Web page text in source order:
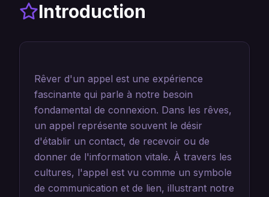
Introduction
Rêver d'un appel est une expérience
fascinante qui parle à notre besoin
fondamental de connexion. Dans les rêves,
un appel représente souvent le désir
d'établir un contact, de recevoir ou de
donner de l'information vitale. À travers les
cultures, l'appel est vu comme un symbole
de communication et de lien, illustrant notre